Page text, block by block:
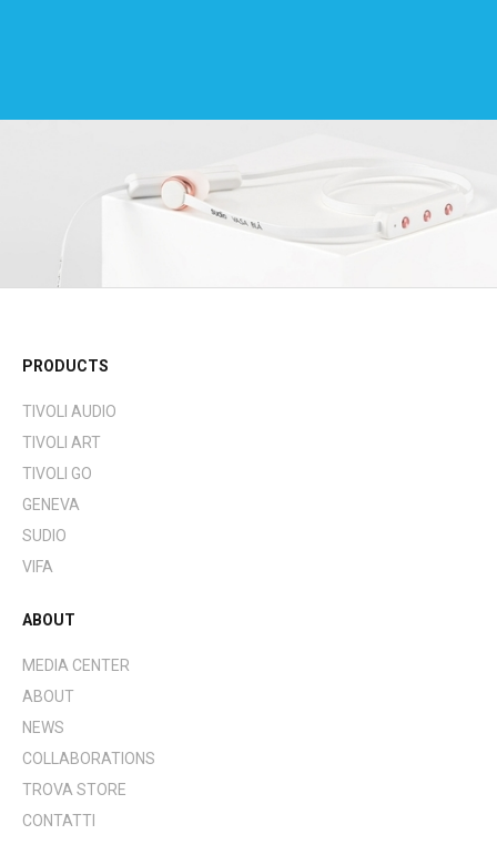
PRODUCTS
TIVOLI AUDIO
TIVOLI ART
TIVOLI GO
GENEVA
SUDIO
VIFA
ABOUT
MEDIA CENTER
ABOUT
NEWS
COLLABORATIONS
TROVA STORE
CONTATTI